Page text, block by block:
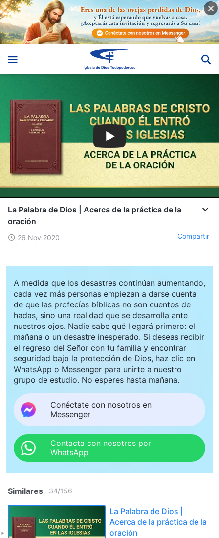
La Palabra de Dios | Acerca de la práctica de la
oración
26 Nov 2020 Compartir
A medida que los desastres continúan aumentando,
cada vez más personas empiezan a darse cuenta
de que las profecías bíblicas no son cuentos de
hadas, sino una realidad que se desarrolla ante
nuestros ojos. Nadie sabe qué llegará primero: el
mañana o un desastre inesperado. Si deseas recibir
el regreso del Señor con tu familia y encontrar
seguridad bajo la protección de Dios, haz clic en
WhatsApp o Messenger para unirte a nuestro
grupo de estudio. No esperes hasta mañana.
Conéctate con nosotros en
Messenger
Contacta con nosotros por
WhatsApp
Similares 34/156
La Palabra de Dios |
Acerca de la práctica de la
oración